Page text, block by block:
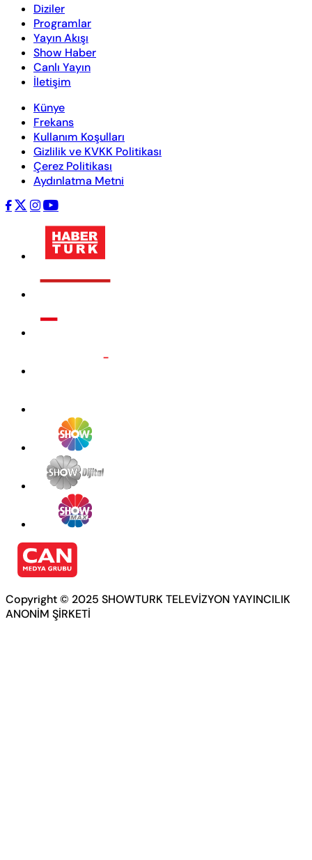
Diziler
Programlar
Yayın Akışı
Show Haber
Canlı Yayın
İletişim
Künye
Frekans
Kullanım Koşulları
Gizlilik ve KVKK Politikası
Çerez Politikası
Aydınlatma Metni
Copyright © 2025 SHOWTURK TELEVİZYON YAYINCILIK
ANONİM ŞİRKETİ